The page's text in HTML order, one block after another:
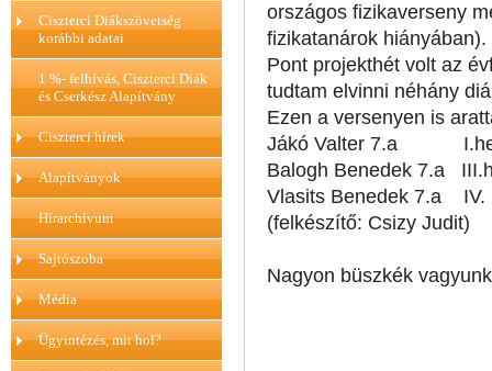
Ciszterci Diákszövetség
korábbi adatai
1 %- felhívás, Ciszterci Diák
és Cserkész Alapítvány
Ciszterci hírek
Alapítványok
Hírarchívum
Sajtószoba
Média
Ügyintézés, mit hol?
országos fizikaverseny
fizikatanárok hiányában).
Pont projekthét volt az
tudtam elvinni néhány
Ezen a versenyen is
Jákó Valter 7.a
Balogh Benedek 7.a
Vlasits Benedek 7.a IV.
(felkészítő: Csizy Judit)
Nagyon büszkék